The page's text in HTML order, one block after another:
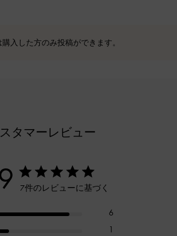
入した方のみ投稿ができます。
タマーレビュー
7件のレビューに基づく
6
1